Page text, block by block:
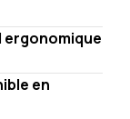
ergonomique
en